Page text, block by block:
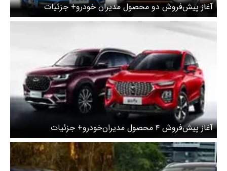
آغاز پیش‌فروش دو محصول مدیران خودرو+ جزئیات
آغاز پیش‌فروش ۴ محصول مدیران‌خودرو+ جزئیات